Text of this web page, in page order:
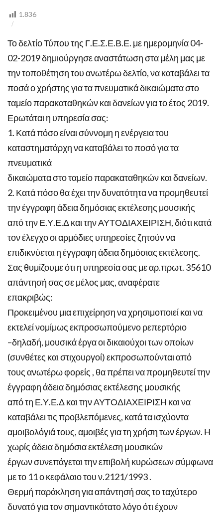
1.836
Το δελτίο Τύπου της Γ.Ε.Σ.Ε.Β.Ε. με ημερομηνία 04-
02-2019 δημιούργησε αναστάτωση στα μέλη μας με
την τοποθέτηση του ανωτέρω δελτίο, να καταβάλει τα
ποσά ο χρήστης για τα πνευματικά δικαιώματα στο
ταμείο παρακαταθηκών και δανείων για το έτος 2019.
Ερωτάται η υπηρεσία σας:
1. Κατά πόσο είναι σύννομη η ενέργεια του
καταστηματάρχη να καταβάλει το ποσό για τα
πνευματικά
δικαιώματα στο ταμείο παρακαταθηκών και δανείων.
2. Κατά πόσο θα έχει την δυνατότητα να προμηθευτεί
την έγγραφη άδεια δημόσιας εκτέλεσης μουσικής
από την Ε.Υ.Ε.Δ και την ΑΥΤΟΔΙΑΧΕΙΡΙΣΗ, διότι κατά
τον έλεγχο οι αρμόδιες υπηρεσίες ζητούν να
επιδικνύεται η έγγραφη άδεια δημόσιας εκτέλεσης.
Σας θυμίζουμε ότι η υπηρεσία σας με αρ.πρωτ. 35610
απάντησή σας σε μέλος μας, αναφέρατε
επακριβώς:
Προκειμένου μια επιχείρηση να χρησιμοποιεί και να
εκτελεί νομίμως εκπροσωπούμενο ρεπερτόριο
–δηλαδή, μουσικά έργα οι δικαιούχοι των οποίων
(συνθέτες και στιχουργοί) εκπροσωπούνται από
τους ανωτέρω φορείς , θα πρέπει να προμηθευτεί την
έγγραφη άδεια δημόσιας εκτέλεσης μουσικής
από τη Ε.Υ.Ε.Δ και την ΑΥΤΟΔΙΑΧΕΙΡΙΣΗ και να
καταβάλει τις προβλεπόμενες, κατά τα ισχύοντα
αμοιβολόγιά τους, αμοιβές για τη χρήση των έργων. Η
χωρίς άδεια δημόσια εκτέλεση μουσικών
έργων συνεπάγεται την επιβολή κυρώσεων σύμφωνα
με το 11 ο κεφάλαιο του ν.2121/1993 .
Θερμή παράκληση για απάντησή σας το ταχύτερο
δυνατό για τον σημαντικότατο λόγο ότι έχουν